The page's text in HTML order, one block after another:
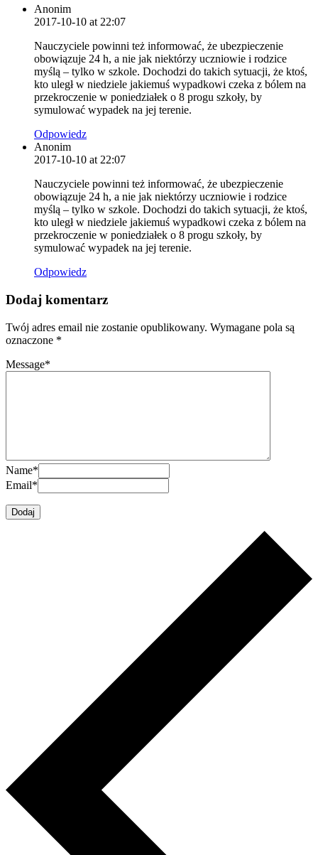
Anonim
2017-10-10 at 22:07
Nauczyciele powinni też informować, że ubezpieczenie
obowiązuje 24 h, a nie jak niektórzy uczniowie i rodzice
myślą – tylko w szkole. Dochodzi do takich sytuacji, że ktoś,
kto uległ w niedziele jakiemuś wypadkowi czeka z bólem na
przekroczenie w poniedziałek o 8 progu szkoły, by
symulować wypadek na jej terenie.
Odpowiedz
Anonim
2017-10-10 at 22:07
Nauczyciele powinni też informować, że ubezpieczenie
obowiązuje 24 h, a nie jak niektórzy uczniowie i rodzice
myślą – tylko w szkole. Dochodzi do takich sytuacji, że ktoś,
kto uległ w niedziele jakiemuś wypadkowi czeka z bólem na
przekroczenie w poniedziałek o 8 progu szkoły, by
symulować wypadek na jej terenie.
Odpowiedz
Dodaj komentarz
Twój adres email nie zostanie opublikowany. Wymagane pola są
oznaczone *
Message*
Name*
Email*